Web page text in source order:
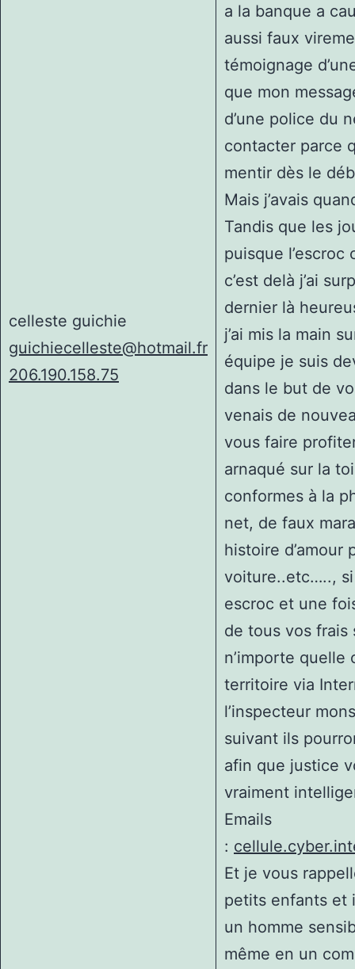
celleste guichie
guichiecelleste@hotmail.fr
206.190.158.75
a la banque a
aussi faux
témoignage
que mon
d’une police du
contacter parce
mentir dès le
Mais j’avais
Tandis que les
puisque l’escroc
c’est delà j’ai
dernier là
j’ai mis la main
équipe je suis
dans le but de
venais de
vous faire
arnaqué sur la
conformes à la
net, de faux
histoire d’amour
voiture..etc…..,
escroc et une
de tous vos frais
n’importe quelle
territoire via
l’inspecteur
suivant ils
afin que justice
vraiment
Emails
:
Et je vous
petits enfants et
un homme
même en un